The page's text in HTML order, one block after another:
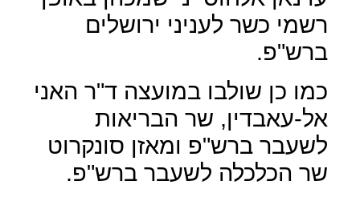
רשמי כשר לעניני ירושלים
ברש"פ.
כמו כן שולבו במועצה ד"ר האני
אל-עאבדין, שר הבריאות
לשעבר ברש"פ ומאזן סונקרוט
שר הכלכלה לשעבר ברש"פ.